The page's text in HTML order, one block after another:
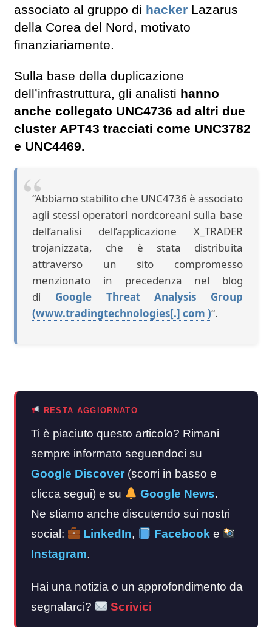
associato al gruppo di hacker Lazarus
della Corea del Nord, motivato
finanziariamente.
Sulla base della duplicazione
dell’infrastruttura, gli analisti hanno
anche collegato UNC4736 ad altri due
cluster APT43 tracciati come UNC3782
e UNC4469.
“Abbiamo stabilito che UNC4736 è associato
agli stessi operatori nordcoreani sulla base
dell’analisi dell’applicazione X_TRADER
trojanizzata, che è stata distribuita
attraverso un sito compromesso
menzionato in precedenza nel blog
di Google Threat Analysis Group
(www.tradingtechnologies[.] com )“.
RESTA AGGIORNATO
Ti è piaciuto questo articolo? Rimani
sempre informato seguendoci su
Google Discover (scorri in basso e
clicca segui) e su
Google News.
Ne stiamo anche discutendo sui nostri
social:
LinkedIn, Facebook e
Instagram.
Hai una notizia o un approfondimento da
segnalarci?
Scrivici